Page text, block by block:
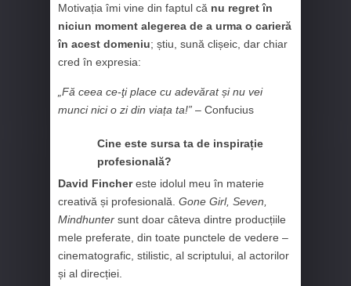
Motivația îmi vine din faptul că nu regret în
niciun moment alegerea de a urma o carieră
în acest domeniu; știu, sună clișeic, dar chiar
cred în expresia:
„Fă ceea ce-ţi place cu adevărat și nu vei
munci nici o zi din viața ta!” – Confucius
Cine este sursa ta de inspirație
profesională?
David Finchereste idolul meu în materie
creativă și profesională. Gone Girl, Seven,
Mindhunter sunt doar câteva dintre producțiile
mele preferate, din toate punctele de vedere –
cinematografic, stilistic, al scriptului, al actorilor
și al direcției.